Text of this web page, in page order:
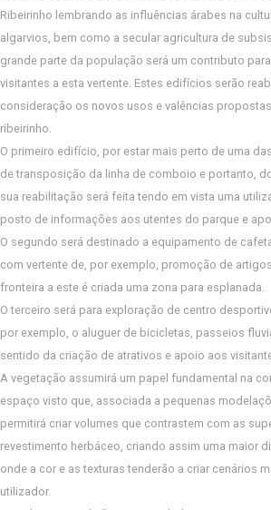
Ribeirinho lembrando as influências árabes na
algarvios, bem como a secular agricultura de
grande parte da população será um contributo
visitantes a esta vertente. Estes edifícios serão
consideração os novos usos e valências
ribeirinho.
O primeiro edifício, por estar mais perto de uma
de transposição da linha de comboio e portanto,
sua reabilitação será feita tendo em vista uma
posto de informações aos utentes do parque e
O segundo será destinado a equipamento de
com vertente de, por exemplo, promoção de
fronteira a este é criada uma zona para esplanada.
O terceiro será para exploração de centro
por exemplo, o aluguer de bicicletas, passeios
sentido da criação de atrativos e apoio aos
A vegetação assumirá um papel fundamental na
espaço visto que, associada a pequenas
permitirá criar volumes que contrastem com as
revestimento herbáceo, criando assim uma maior
onde a cor e as texturas tenderão a criar cenários
utilizador.